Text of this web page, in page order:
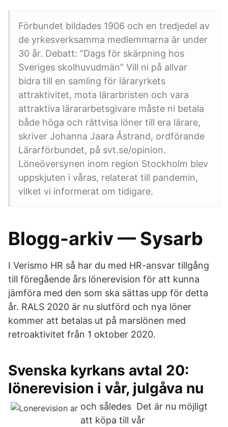
Förbundet bildades 1906 och en tredjedel av
de yrkesverksamma medlemmarna är under
30 år. Debatt: ”Dags för skärpning hos
Sveriges skolhuvudmän” Vill ni på allvar
bidra till en samling för läraryrkets
attraktivitet, mota lärarbristen och vara
attraktiva lärararbetsgivare måste ni betala
både höga och rättvisa löner till era lärare,
skriver Johanna Jaara Åstrand, ordförande
Lärarförbundet, på svt.se/opinion.
Löneöversynen inom region Stockholm blev
uppskjuten i våras, relaterat till pandemin,
vilket vi informerat om tidigare.
Blogg-arkiv — Sysarb
I Verismo HR så har du med HR-ansvar tillgång
till föregående års lönerevision för att kunna
jämföra med den som ska sättas upp för detta
år. RALS 2020 är nu slutförd och nya löner
kommer att betalas ut på marslönen med
retroaktivitet från 1 oktober 2020.
Svenska kyrkans avtal 20:
lönerevision i vår, julgåva nu
och således Det är nu möjligt
att köpa till vår